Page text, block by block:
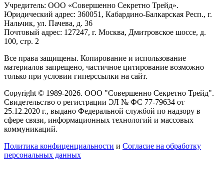
Учредитель: ООО «Совершенно Секретно Трейд».
Юридический адрес: 360051, Кабардино-Балкарская Респ., г.
Нальчик, ул. Пачева, д. 36
Почтовый адрес: 127247, г. Москва, Дмитровское шоссе, д.
100, стр. 2
Все права защищены. Копирование и использование
материалов запрещено, частичное цитирование возможно
только при условии гиперссылки на сайт.
Copyright © 1989-2026. ООО "Совершенно Секретно Трейд".
Свидетельство о регистрации ЭЛ № ФС 77-79634 от
25.12.2020 г., выдано Федеральной службой по надзору в
сфере связи, информационных технологий и массовых
коммуникаций.
Политика конфиценциальности и Согласие на обработку
персональных данных